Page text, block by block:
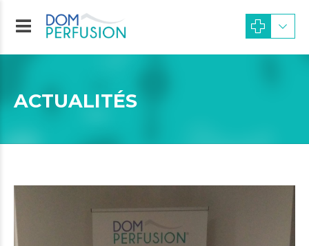
ACTUALITÉS